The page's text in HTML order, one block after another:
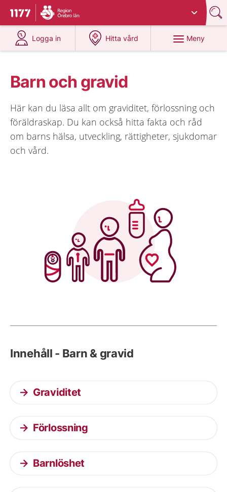
Till startsidan för 1177
Du har valt region
Logga in
på 1177.se
Hitta vård
på 1177.se
Meny
Barn och gravid
Här kan du läsa allt om graviditet, förlossning och
föräldraskap. Du kan också hitta fakta och råd
om barns hälsa, utveckling, rättigheter, sjukdomar
och vård.
Innehåll - Barn & gravid
Graviditet
Förlossning
Barnlöshet